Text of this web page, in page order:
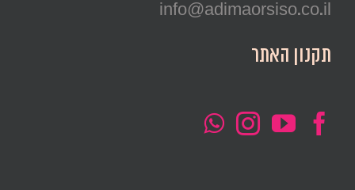
info@adimaorsiso.co.il
תקנון האתר